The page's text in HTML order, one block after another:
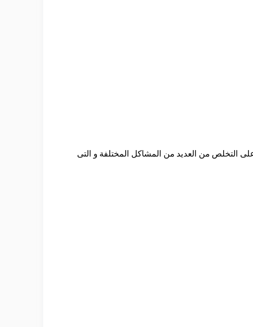
التخلص من العديد من المشاكل المختلفة و التى